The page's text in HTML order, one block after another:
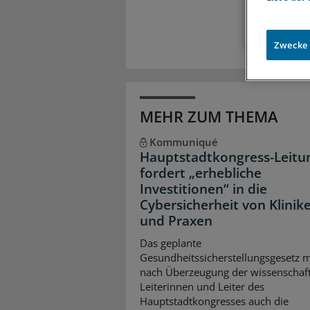
MEHR ZUM THEMA
Kommuniqué
Hauptstadtkongress-
fordert „erhebliche
Investitionen“ in die
Cybersicherheit von
und Praxen
Das geplante
Gesundheitssicherstellungsgesetz
nach Überzeugung der
Leiterinnen und Leiter des
Hauptstadtkongresses auch die